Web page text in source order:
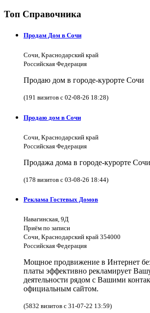
Топ Справочника
Продам Дом в Сочи
Сочи, Краснодарский край
Российская Федерация
Продаю дом в городе-курорте Сочи
(191 визитов с 02-08-26 18:28)
Продаю дом в Сочи
Сочи, Краснодарский край
Российская Федерация
Продажа дома в городе-курорте
(178 визитов с 03-08-26 18:44)
Реклама Гостевых Домов
Навагинская, 9Д
Приём по записи
Сочи, Краснодарский край 354000
Российская Федерация
Мощное продвижение в Интернет
платы эффективно рекламирует
деятельности рядом с Вашими
официальным сайтом.
(5832 визитов с 31-07-22 13:59)